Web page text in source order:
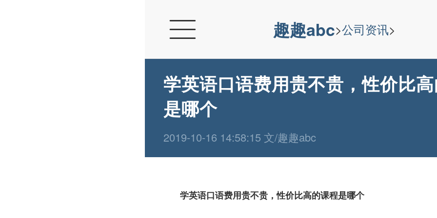
 趣趣abc>公司资讯>
学英语口语费用贵不贵，性价比
是哪个
2019-10-16 14:58:15 文/趣趣abc
学英语口语费用贵不贵，性价比高的课程是哪个